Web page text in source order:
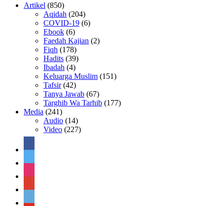
Artikel (850)
Aqidah (204)
COVID-19 (6)
Ebook (6)
Faedah Kajian (2)
Fiqh (178)
Hadits (39)
Ibadah (4)
Keluarga Muslim (151)
Tafsir(42)
Tanya Jawab (67)
Targhib Wa Tarhib (177)
Media (241)
Audio (14)
Video (227)